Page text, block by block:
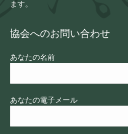
ます。
協会へのお問い合わせ
あなたの名前
あなたの電子メール